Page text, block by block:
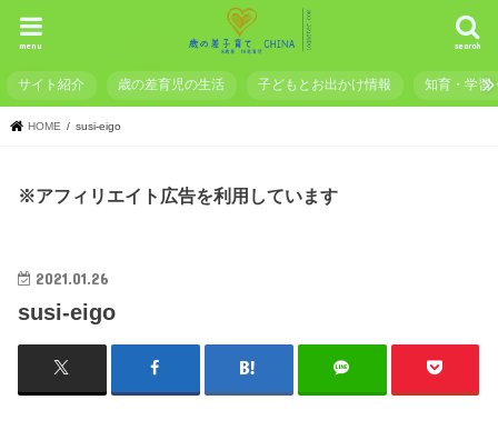
search
menu
サイト紹介 歳の差育児の生活 子どもとお出かけ情報 知育・学習
HOME susi-eigo
※アフィリエイト広告を利用しています
2021.01.26
susi-eigo